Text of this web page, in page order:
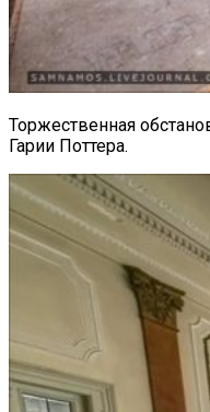
Торжественная
Гарии Поттера.